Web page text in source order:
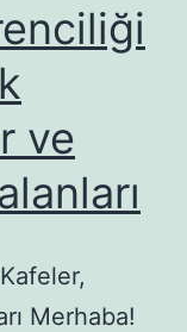
ve
Merhaba!